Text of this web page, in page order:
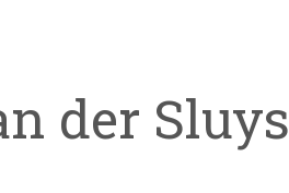
der Sluys